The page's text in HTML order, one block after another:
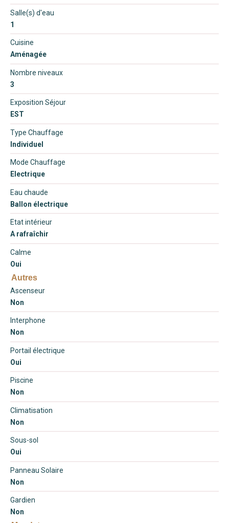
Salle(s) d'eau
1
Cuisine
Aménagée
Nombre niveaux
3
Exposition Séjour
EST
Type Chauffage
Individuel
Mode Chauffage
Electrique
Eau chaude
Ballon électrique
Etat intérieur
A rafraîchir
Calme
Oui
Autres
Ascenseur
Non
Interphone
Non
Portail électrique
Oui
Piscine
Non
Climatisation
Non
Sous-sol
Oui
Panneau Solaire
Non
Gardien
Non